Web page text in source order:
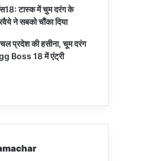
टास्क में चुम दरंग के
ने सबको चौंका दिया
प्रदेश की हसीना, चूम दरंग
Boss 18 में एंट्री